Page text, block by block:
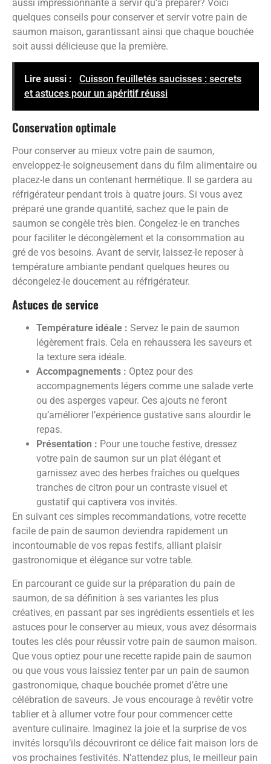
aussi impressionnante à servir qu’à préparer? Voici
quelques conseils pour conserver et servir votre pain de
saumon maison, garantissant ainsi que chaque bouchée
soit aussi délicieuse que la première.
Lire aussi :
Cuisson feuilletés saucisses : secrets
et astuces pour un apéritif réussi
Conservation optimale
Pour conserver au mieux votre pain de saumon,
enveloppez-le soigneusement dans du film alimentaire ou
placez-le dans un contenant hermétique. Il se gardera au
réfrigérateur pendant trois à quatre jours. Si vous avez
préparé une grande quantité, sachez que le pain de
saumon se congèle très bien. Congelez-le en tranches
pour faciliter le décongèlement et la consommation au
gré de vos besoins. Avant de servir, laissez-le reposer à
température ambiante pendant quelques heures ou
décongelez-le doucement au réfrigérateur.
Astuces de service
Température idéale : Servez le pain de saumon
légèrement frais. Cela en rehaussera les saveurs et
la texture sera idéale.
Accompagnements : Optez pour des
accompagnements légers comme une salade verte
ou des asperges vapeur. Ces ajouts ne feront
qu’améliorer l’expérience gustative sans alourdir le
repas.
Présentation : Pour une touche festive, dressez
votre pain de saumon sur un plat élégant et
garnissez avec des herbes fraîches ou quelques
tranches de citron pour un contraste visuel et
gustatif qui captivera vos invités.
En suivant ces simples recommandations, votre recette
facile de pain de saumon deviendra rapidement un
incontournable de vos repas festifs, alliant plaisir
gastronomique et élégance sur votre table.
En parcourant ce guide sur la préparation du pain de
saumon, de sa définition à ses variantes les plus
créatives, en passant par ses ingrédients essentiels et les
astuces pour le conserver au mieux, vous avez désormais
toutes les clés pour réussir votre pain de saumon maison.
Que vous optiez pour une recette rapide pain de saumon
ou que vous vous laissiez tenter par un pain de saumon
gastronomique, chaque bouchée promet d’être une
célébration de saveurs. Je vous encourage à revêtir votre
tablier et à allumer votre four pour commencer cette
aventure culinaire. Imaginez la joie et la surprise de vos
invités lorsqu’ils découvriront ce délice fait maison lors de
vos prochaines festivités. N’attendez plus, le meilleur pain